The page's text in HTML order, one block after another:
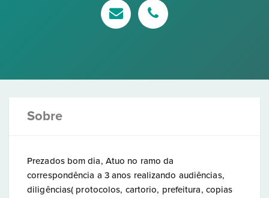
Sobre
Prezados bom dia, Atuo no ramo da
correspondência a 3 anos realizando audiências,
diligências( protocolos, cartorio, prefeitura, copias